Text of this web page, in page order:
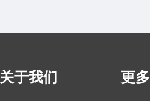
关于我们 更